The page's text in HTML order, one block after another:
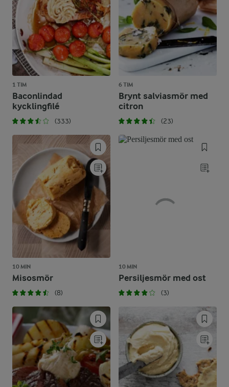
1 TIM
Baconlindad
kycklingfilé
(333)
6 TIM
Brynt salviasmör med
citron
(23)
10 MIN
Misosmör
(8)
10 MIN
Persiljesmör med ost
(3)